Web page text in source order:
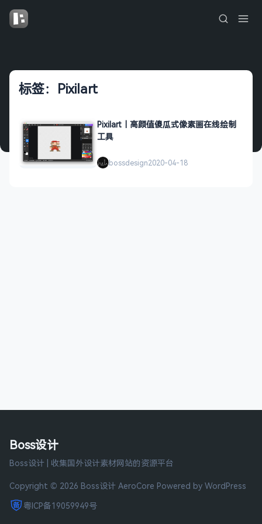
标签：Pixilart
Pixilart｜高颜值傻瓜式像素画在线绘制
工具
bossdesign2020-04-18
Boss设计
Boss设计 | 收集国外设计素材网站的资源平台
Copyright © 2026 Boss设计 AeroCore Powered by WordPress
粤ICP备19059949号